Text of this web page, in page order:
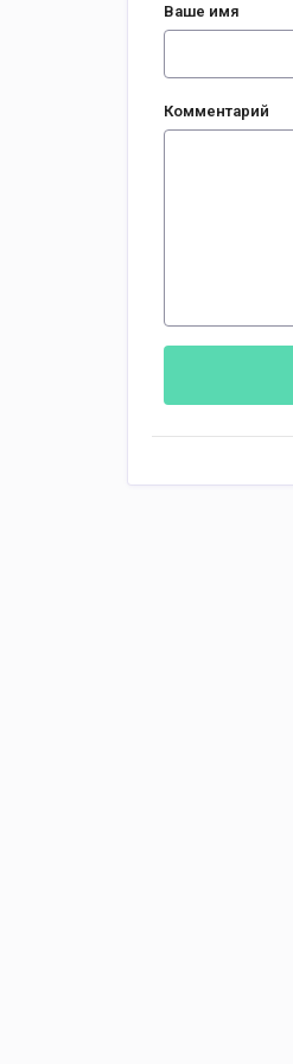
Ваше имя
Комментарий